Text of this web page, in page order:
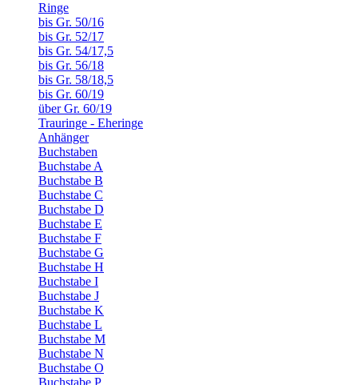
Ringe
bis Gr. 50/16
bis Gr. 52/17
bis Gr. 54/17,5
bis Gr. 56/18
bis Gr. 58/18,5
bis Gr. 60/19
über Gr. 60/19
Trauringe - Eheringe
Anhänger
Buchstaben
Buchstabe A
Buchstabe B
Buchstabe C
Buchstabe D
Buchstabe E
Buchstabe F
Buchstabe G
Buchstabe H
Buchstabe I
Buchstabe J
Buchstabe K
Buchstabe L
Buchstabe M
Buchstabe N
Buchstabe O